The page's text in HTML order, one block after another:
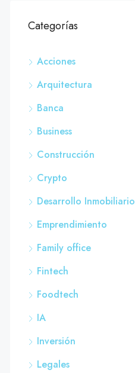
Categorías
Acciones
Arquitectura
Banca
Business
Construcción
Crypto
Desarrollo Inmobiliario
Emprendimiento
Family office
Fintech
Foodtech
IA
Inversión
Legales